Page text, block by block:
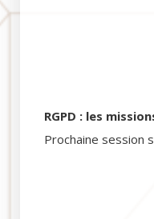
RGPD : les
Prochaine session